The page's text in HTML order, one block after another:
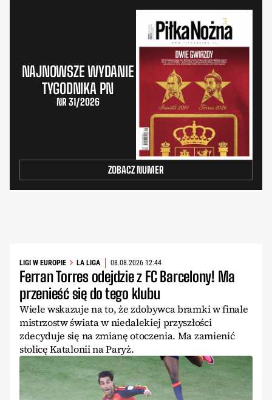
NAJNOWSZE WYDANIE
TYGODNIKA PN
NR 31/2026
ZOBACZ NUMER
LIGI W EUROPIE LA LIGA 08.08.2026 12:44
Ferran Torres odejdzie z FC Barcelony! Ma
przenieść się do tego klubu
Wiele wskazuje na to, że zdobywca bramki w finale
mistrzostw świata w niedalekiej przyszłości
zdecyduje się na zmianę otoczenia. Ma zamienić
stolicę Katalonii na Paryż.